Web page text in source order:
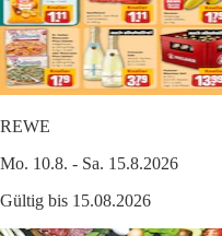
REWE
Mo. 10.8. - Sa. 15.8.2026
Gültig bis 15.08.2026